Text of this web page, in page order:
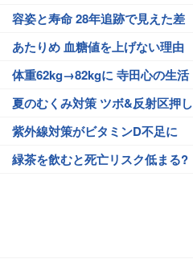
容姿と寿命 28年追跡で見えた差
あたりめ 血糖値を上げない理由
体重62kg→82kgに 寺田心の生活
夏のむくみ対策 ツボ&反射区押し
紫外線対策がビタミンD不足に
緑茶を飲むと死亡リスク低まる?